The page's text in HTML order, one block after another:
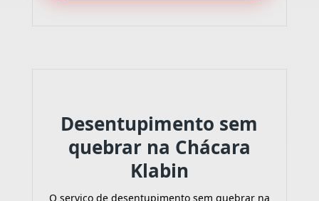
Desentupimento sem
quebrar na Chácara
Klabin
O serviço de desentupimento sem quebrar na